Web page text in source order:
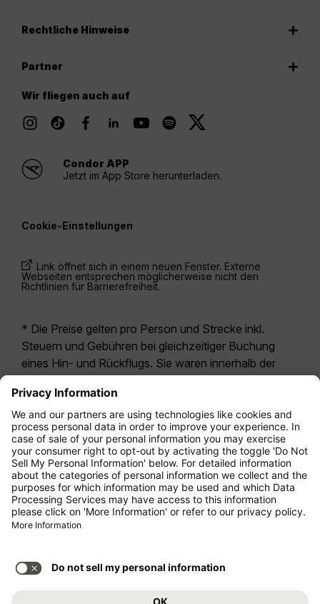
Rechtliche Hinweise
Partner
Wir fliegen auch auf
Condor APP
Jetzt im App Store herunterladen.
Cookie-Einstellungen
Link öffnet sich in einem neuen Fenster. Externe
Webseiten entsprechen möglicherweise nicht den
Richtlinien für Barrierefreiheit.
* Die Preise gelten pro Person und Strecke inkl.
Steuern und Gebühren bei gleichzeitiger Buchung
eines Hin- und Rückflugs. Sie waren innerhalb der
letzten 24 Stunden verfügbar und sind
möglicherweise nicht mehr aktuell. Bei den für die
Economy Class angegebenen Tarifen handelt es
sich i.d.R. um Economy Zero, unsere restriktivste
Tarifoption. Es können hierfür zusätzliche Gebühren
fürAufgabegepäckoder für andere optionale
Leistungen anfallen. Es gelten dieAllgemeinen
Geschäftsbedingungen .